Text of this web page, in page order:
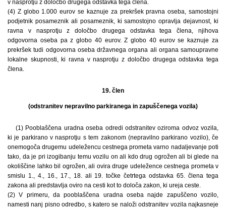
v nasprotju z določbo drugega odstavka tega člena.
(4) Z globo 1.000 eurov se kaznuje za prekršek pravna oseba, samostojni
podjetnik posameznik ali posameznik, ki samostojno opravlja dejavnost, ki
ravna v nasprotju z določbo drugega odstavka tega člena, njihova
odgovorna oseba pa z globo 40 eurov. Z globo 40 eurov se kaznuje za
prekršek tudi odgovorna oseba državnega organa ali organa samoupravne
lokalne skupnosti, ki ravna v nasprotju z določbo drugega odstavka tega
člena.
19. člen
(odstranitev nepravilno parkiranega in zapuščenega vozila)
(1) Pooblaščena uradna oseba odredi odstranitev oziroma odvoz vozila,
ki je parkirano v nasprotju s tem zakonom (nepravilno parkirano vozilo), če
onemogoča drugemu udeležencu cestnega prometa varno nadaljevanje poti
tako, da je pri izogibanju temu vozilu on ali kdo drug ogrožen ali bi glede na
okoliščine lahko bil ogrožen, ali ovira druge udeležence cestnega prometa v
smislu 1., 4., 16., 17., 18. ali 19. točke četrtega odstavka 65. člena tega
zakona ali predstavlja oviro na cesti kot to določa zakon, ki ureja ceste.
(2) V primeru, da pooblaščena uradna oseba najde zapuščeno vozilo,
namesti nanj pisno odredbo, s katero se naloži odstranitev vozila najkasneje